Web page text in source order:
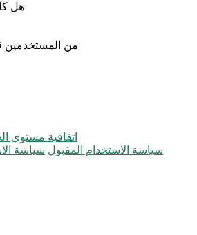
هل
0% من المستخدمين
اتفاقية مستوى
سياسة سياسة الاستخدام المقبول